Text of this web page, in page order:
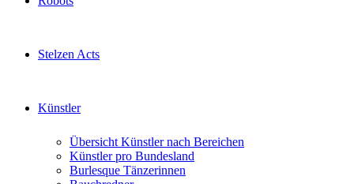
Stelzen Acts
Künstler
Übersicht Künstler nach Bereichen
Künstler pro Bundesland
Burlesque Tänzerinnen